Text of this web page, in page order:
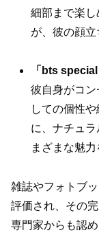
細部まで楽し
が、彼の顔立
「bts
彼自身がコ
しての個性
に、ナチュ
まざまな魅力
雑誌やフォトブ
評価され、その
専門家からも認め